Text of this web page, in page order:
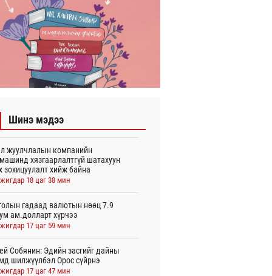
Шинэ мэдээ
жуулчлалын компанийн
хязгаарлалтгүй шатахуун
зохицуулалт хийж байна
18 цаг 38 мин
гадаад валютын нөөц 7.9
ам.долларт хүрчээ
17 цаг 59 мин
Собянин: Эдийн засгийг дайны
шилжүүлбэл Орос сүйрнэ
17 цаг 47 мин